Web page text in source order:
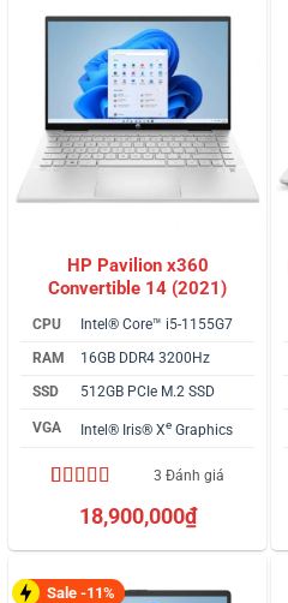
HP Pavilion x360
Convertible 14 (2021)
CPU
Intel® Core™ i5-1155G7
RAM
16GB DDR4 3200Hz
SSD
512GB PCIe M.2 SSD
VGA Intel® Iris® Xe Graphics
5.00trên 5
dựa trên
3 Đánh giá
18,900,000₫
Sale -11%